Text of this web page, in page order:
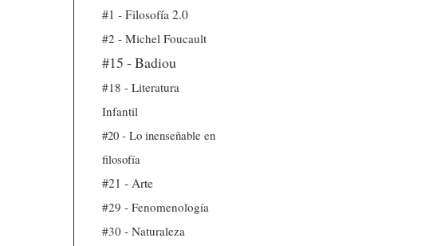
#1 - Filosofía 2.0
#2 - Michel Foucault
#15 - Badiou
#18 - Literatura
Infantil
#20 - Lo inenseñable en
filosofía
#21 - Arte
#29 - Fenomenología
#30 - Naturaleza